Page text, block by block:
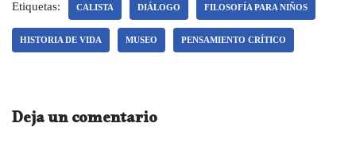
Etiquetas: CALISTA DIÁLOGO FILOSOFÍA PARA NIÑOS
HISTORIA DE VIDA MUSEO PENSAMIENTO CRÍTICO
Deja un comentario